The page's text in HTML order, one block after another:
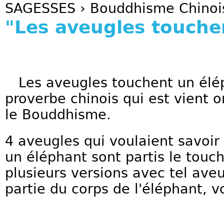
SAGESSES › Bouddhisme
"Les aveugles
Les aveugles touchent un
proverbe chinois qui est vient
le Bouddhisme.
4 aveugles qui voulaient
un éléphant sont partis le
plusieurs versions avec tel
partie du corps de l'éléphant,